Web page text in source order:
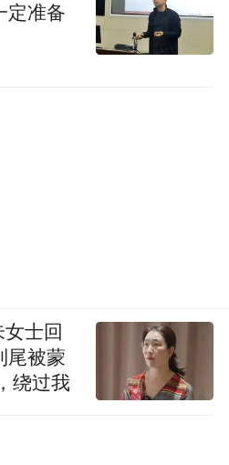
定准备
士回
尾被蒙
绕过我